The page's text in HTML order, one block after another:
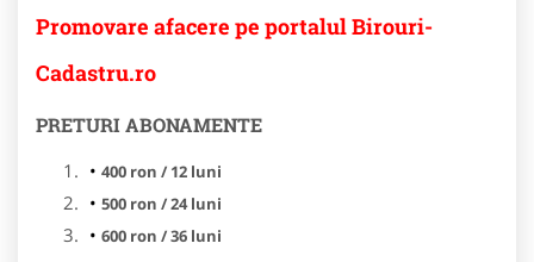
Promovare afacere pe portalul Birouri-
Cadastru.ro
PRETURI ABONAMENTE
400 ron / 12 luni
500 ron / 24 luni
600 ron / 36 luni